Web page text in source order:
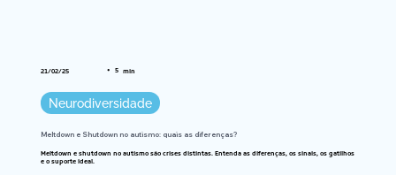
21/02/25 • 5 min
Neurodiversidade
Meltdown e Shutdown no autismo: quais as diferenças?
Meltdown e shutdown no autismo são crises distintas. Entenda as diferenças, os sinais, os gatilhos
e o suporte ideal.